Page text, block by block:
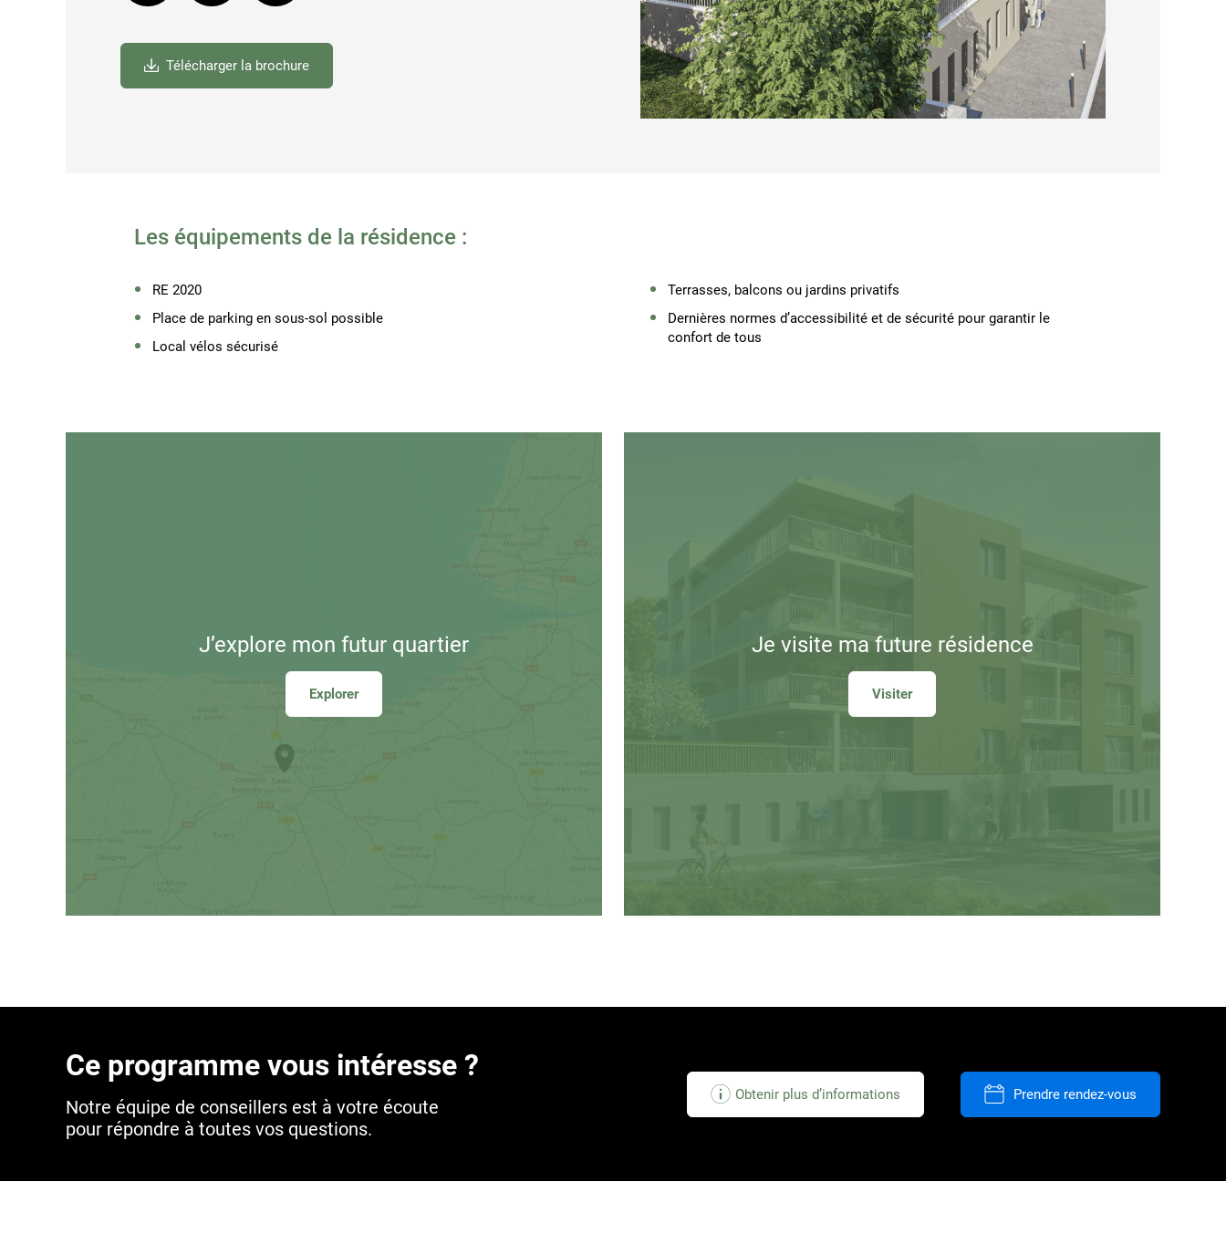
Télécharger la brochure
Les équipements de la résidence :
RE 2020
Place de parking en sous-sol possible
Local vélos sécurisé
Terrasses, balcons ou jardins privatifs
Dernières normes d’accessibilité et de sécurité pour garantir le
confort de tous
J’explore mon futur quartier
Explorer
Je visitema future résidence
Visiter
Ce programme vous intéresse ?
Notre équipe de conseillers est à votre écoute
pour répondre à toutes vos questions.
Obtenir plus d’informations Prendre rendez-vous